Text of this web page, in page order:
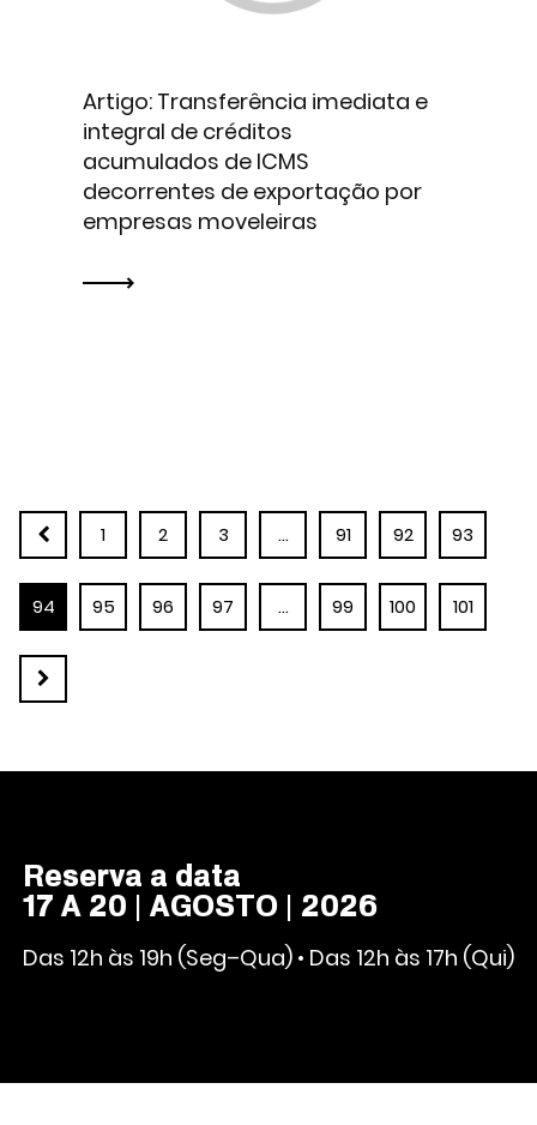
Artigo: Transferência imediata e
integral de créditos
acumulados de ICMS
decorrentes de exportação por
empresas moveleiras
1 2 3 … 91 92 93
94 95 96 97 … 99 100 101
Reserva a data
17 A 20 | AGOSTO | 2026
Das 12h às 19h (Seg–Qua) • Das 12h às 17h (Qui)